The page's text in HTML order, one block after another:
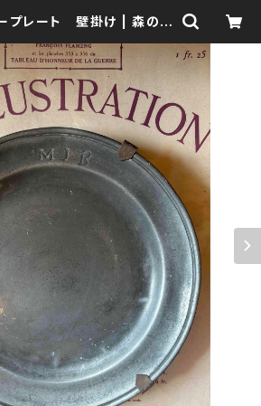
プレート 壁掛け | 森の鍛